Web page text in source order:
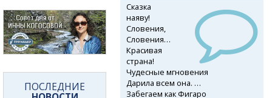
Сказка
наяву!
Словения,
Словения…
Красивая
страна!
Чудесные мгновения
Дарила всем она. …
Забегаем как Фигаро
ПОСЛЕДНИЕ